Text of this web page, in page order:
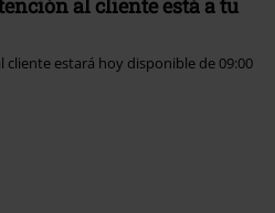
al cliente está a tu
estará hoy disponible de 09:00